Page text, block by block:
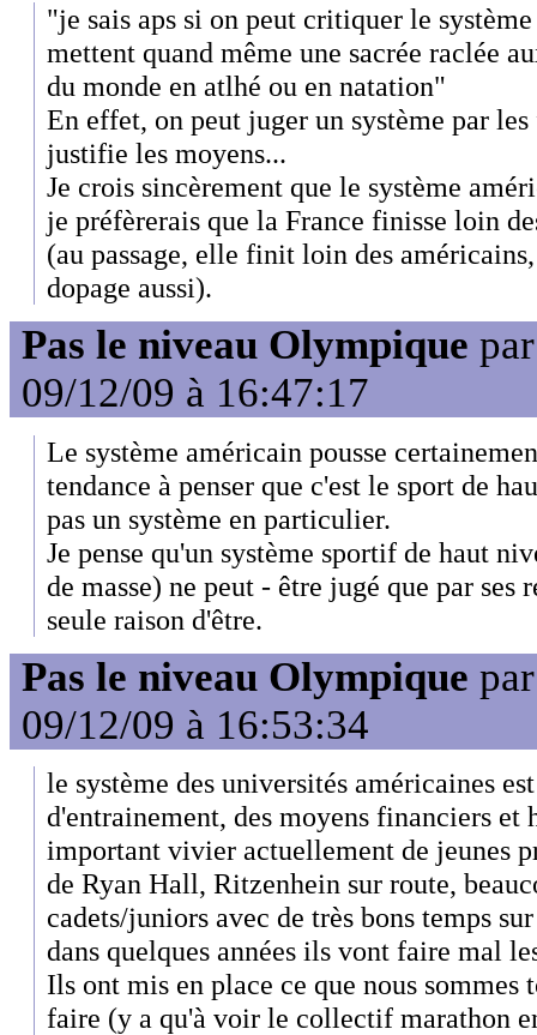
"je sais aps si on peut critiquer le
mettent quand même une sacrée raclée
du monde en atlhé ou en natation"
En effet, on peut juger un système par
justifie les moyens...
Je crois sincèrement que le système
je préfèrerais que la France finisse loin
(au passage, elle finit loin des
dopage aussi).
Pas le niveau Olympique
09/12/09 à 16:47:17
Le système américain pousse
tendance à penser que c'est le sport de
pas un système en particulier.
Je pense qu'un système sportif de haut
de masse) ne peut - être jugé que par ses
seule raison d'être.
Pas le niveau Olympique
09/12/09 à 16:53:34
le système des universités américaines
d'entrainement, des moyens financiers et
important vivier actuellement de jeunes
de Ryan Hall, Ritzenhein sur route,
cadets/juniors avec de très bons temps
dans quelques années ils vont faire mal
Ils ont mis en place ce que nous sommes
faire (y a qu'à voir le collectif marathon